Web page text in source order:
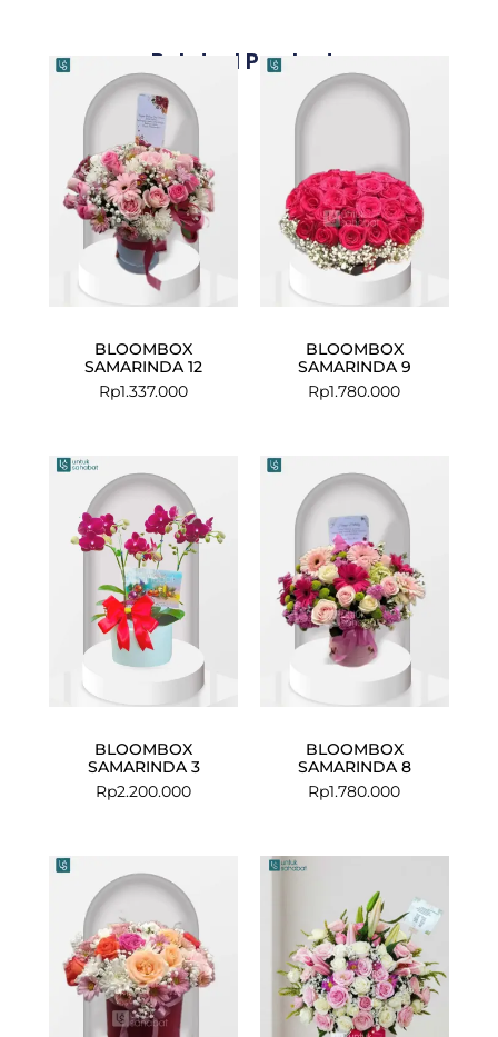
Related Products
BLOOMBOX
SAMARINDA 12
Rp1.337.000
BLOOMBOX
SAMARINDA 9
Rp1.780.000
BLOOMBOX
SAMARINDA 3
Rp2.200.000
BLOOMBOX
SAMARINDA 8
Rp1.780.000